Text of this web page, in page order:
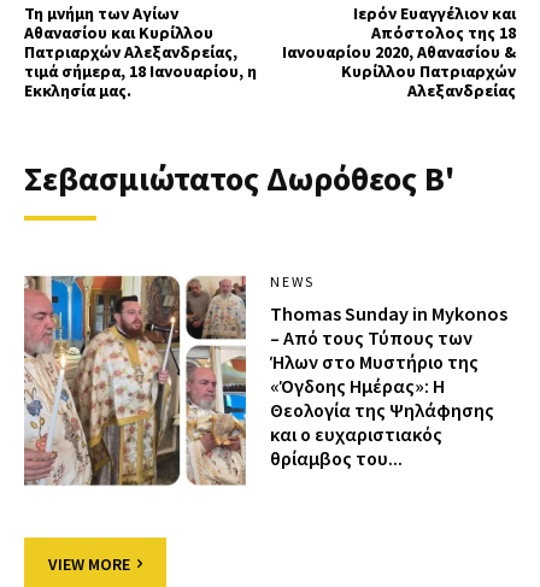
Τη μνήμη των Αγίων
Αθανασίου και Κυρίλλου
Πατριαρχών Αλεξανδρείας,
τιμά σήμερα, 18 Ιανουαρίου, η
Εκκλησία μας.
Ιερόν Ευαγγέλιον και
Απόστολος της 18
Ιανουαρίου 2020, Αθανασίου &
Κυρίλλου Πατριαρχών
Αλεξανδρείας
Σεβασμιώτατος Δωρόθεος Β'
NEWS
Thomas Sunday in Mykonos
– Από τους Τύπους των
Ήλων στο Μυστήριο της
«Όγδοης Ημέρας»: Η
Θεολογία της Ψηλάφησης
και ο ευχαριστιακός
θρίαμβος του...
VIEW MORE